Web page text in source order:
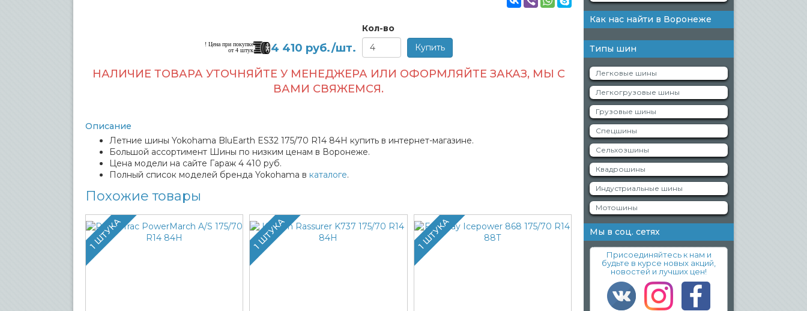
! Цена при покупке
от 4 штук
4 410 руб./шт.
Кол-во
НАЛИЧИЕ ТОВАРА УТОЧНЯЙТЕ У МЕНЕДЖЕРА ИЛИ ОФОРМЛЯЙТЕ ЗАКАЗ, МЫ С
ВАМИ СВЯЖЕМСЯ.
Описание
Летние шины Yokohama BluEarth ES32 175/70 R14 84H купить в интернет-магазине.
Большой ассортимент Шины по низким ценам в Воронеже.
Цена модели на сайте Гараж 4 410 руб.
Полный список моделей бренда Yokohama в каталоге.
Похожие товары
1 ШТУКА 1 ШТУКА 1 ШТУКА
Как нас найти в Воронеже
Типы шин
Легковые шины
Легкогрузовые шины
Грузовые шины
Спецшины
Сельхозшины
Квадрошины
Индустриальные шины
Мотошины
Мы в соц. сетях
Присоединяйтесь к нам и
будьте в курсе новых акций,
новостей и лучших цен!